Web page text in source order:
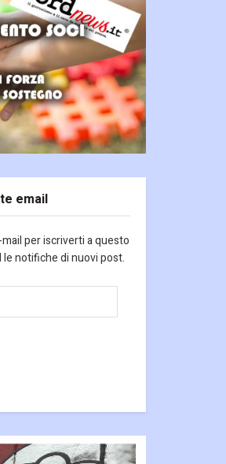
email
per iscriverti a questo
notifiche di nuovi post.